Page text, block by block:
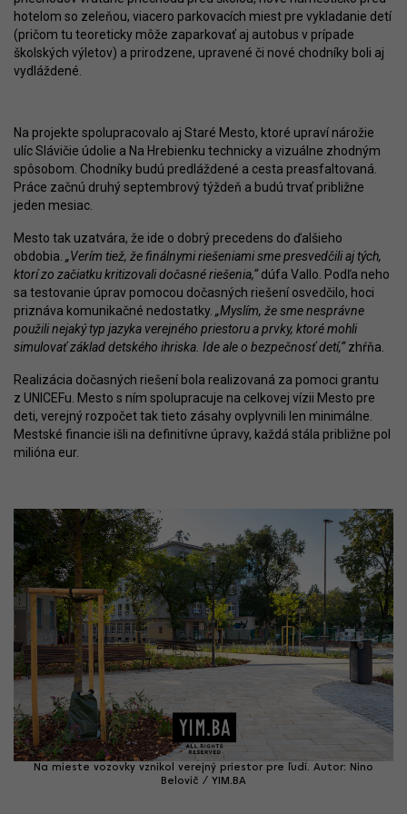
hotelom so zeleňou, viacero parkovacích miest pre vykladanie detí
(pričom tu teoreticky môže zaparkovať aj autobus v prípade
školských výletov) a prirodzene, upravené či nové chodníky boli aj
vydláždené.
Na projekte spolupracovalo aj Staré Mesto, ktoré upraví nárožie
ulíc Slávičie údolie a Na Hrebienku technicky a vizuálne zhodným
spôsobom. Chodníky budú predláždené a cesta preasfaltovaná.
Práce začnú druhý septembrový týždeň a budú trvať približne
jeden mesiac.
Mesto tak uzatvára, že ide o dobrý precedens do ďalšieho
obdobia. „Verím tiež, že finálnymi riešeniami sme presvedčili aj tých,
ktorí zo začiatku kritizovali dočasné riešenia,“dúfa Vallo. Podľa neho
sa testovanie úprav pomocou dočasných riešení osvedčilo, hoci
priznáva komunikačné nedostatky. „Myslím, že sme nesprávne
použili nejaký typ jazyka verejného priestoru a prvky, ktoré mohli
simulovať základ detského ihriska. Ide ale o bezpečnosť detí,“zhŕňa.
Realizácia dočasných riešení bola realizovaná za pomoci grantu
z UNICEFu. Mesto s ním spolupracuje na celkovej vízii Mesto pre
deti, verejný rozpočet tak tieto zásahy ovplyvnili len minimálne.
Mestské financie išli na definitívne úpravy, každá stála približne pol
milióna eur.
Na mieste vozovky vznikol verejný priestor pre ľudí. Autor: Nino
Belovič / YIM.BA